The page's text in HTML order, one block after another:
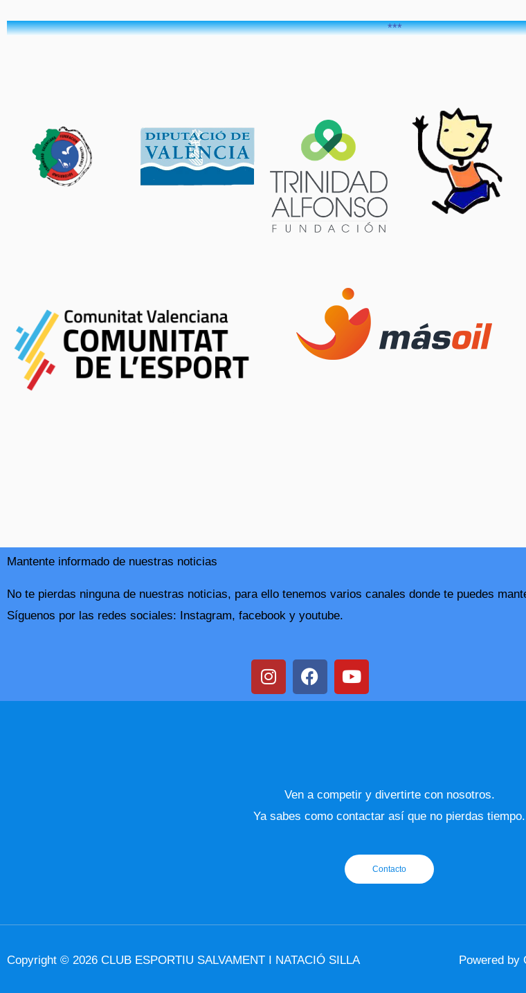
***
Mantente informado de nuestras noticias
No te pierdas ninguna de nuestras noticias, para ello tenemos varios canales donde te puedes
Síguenos por las redes sociales: Instagram, facebook y youtube.
I
n
s
F
a
c
k
Y
o
u
Ven a competir y divertirte con nosotros.
Ya sabes como contactar así que no pierdas tiempo.
Contacto
Copyright © 2026 CLUB ESPORTIU SALVAMENT I NATACIÓ SILLA Powered by